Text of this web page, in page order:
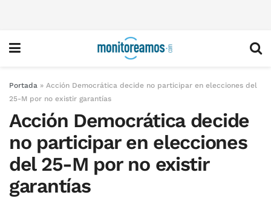
Portada » Acción Democrática decide no participar en elecciones del
25-M por no existir garantías
Acción Democrática decide
no participar en elecciones
del 25-M por no existir
garantías